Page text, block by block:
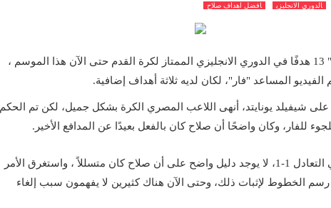
الدوري الانجليزي افضل اهداف صلاح
سجل "محمد صلاح" 13 هدفًا في الدوري الانجليزي الممتاز لكرة القدم حتى الآن هذا الموسم ،
الفيديو المساعد "فار"، لكان لديه ثلاثة أهداف إضافية.
على شيفيلد يونايتد، أنهى اللاعب المصري الكرة بشكل جميل، لكن تم الحكم
للفار، وكان واضحًا أن صلاح كان بالفعل بعيدًا عن المدافع الأخير.
لكن ضد برايتون في التعادل 1-1، لا يوجد دليل واضح على أن صلاح كان متسللاً ، واستغرق الأمر
من رسم الخطوط لإثبات ذلك، وحتى الآن هناك كثيرين لا يفهمون سبب إلغاء